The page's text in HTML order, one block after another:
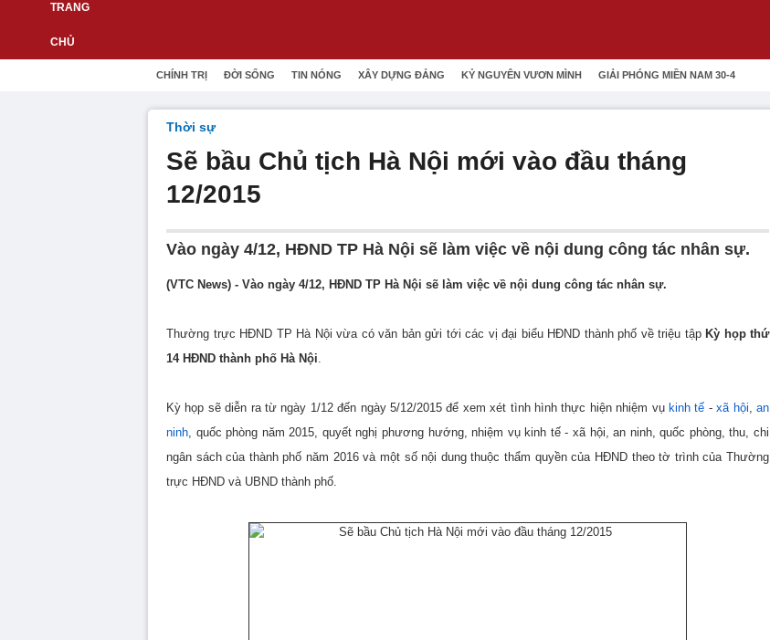
CHÍNH TRỊ ĐỜI SỐNG TIN NÓNG XÂY DỰNG ĐẢNG KỶ NGUYÊN VƯƠN MÌNH GIẢI PHÓNG MIỀN NAM 30-4
Thời sự
Sẽ bầu Chủ tịch Hà Nội mới vào đầu tháng
12/2015
Vào ngày 4/12, HĐND TP Hà Nội sẽ làm việc về nội dung công tác nhân sự.
(VTC News) - Vào ngày 4/12, HĐND TP Hà Nội sẽ làm việc về nội dung công tác nhân sự.
Thường trực HĐND TP Hà Nội vừa có văn bản gửi tới các vị đại biểu HĐND thành phố về triệu tập Kỳ họp thứ
14 HĐND thành phố Hà Nội.
Kỳ họp sẽ diễn ra từ ngày 1/12 đến ngày 5/12/2015 để xem xét tình hình thực hiện nhiệm vụ kinh tế -xã hội,an
ninh, quốc phòng năm 2015, quyết nghị phương hướng, nhiệm vụ kinh tế - xã hội, an ninh, quốc phòng, thu, chi
ngân sách của thành phố năm 2016 và một số nội dung thuộc thẩm quyền của HĐND theo tờ trình của Thường
trực HĐND và UBND thành phố.